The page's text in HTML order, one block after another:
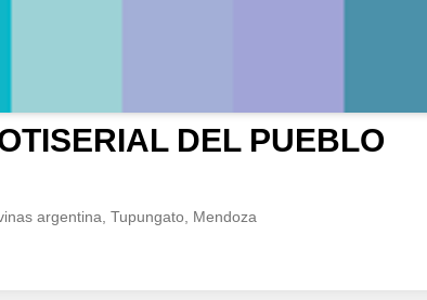
DEL PUEBLO
argentina, Tupungato, Mendoza